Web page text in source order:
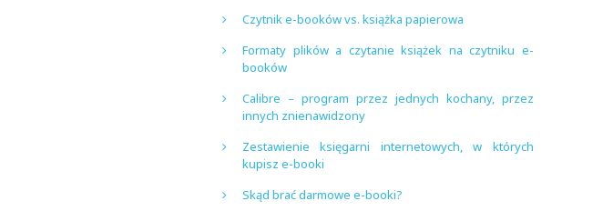
Czytnik e-booków vs. książka papierowa
Formaty plików a czytanie książek na czytniku e-
booków
Calibre – program przez jednych kochany, przez
innych znienawidzony
Zestawienie księgarni internetowych, w których
kupisz e-booki
Skąd brać darmowe e-booki?